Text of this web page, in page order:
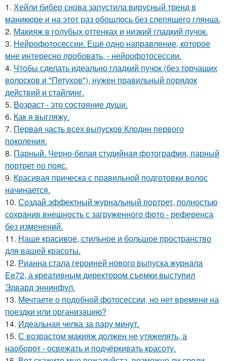
1. Хейли бибер снова запустила вирусный тренд в
маникюре и на этот раз обошлось без слепящего глянца.
2. Макияж в голубых оттенках и низкий гладкий пучок.
3. Нейрофотосессии. Ещё одно направление, которое
мне интересно пробовать, - нейрофотосессии.
4. Чтобы сделать идеально гладкий пучок (без торчащих
волосков и "Петухов"), нужен правильный порядок
действий и стайлинг.
5. Возраст - это состояние души.
6. Как я выгляжу.
7. Первая часть всех выпусков Клодин первого
поколения.
8. Парный. Черно-белая студийная фотография, парный
портрет по пояс.
9. Красивая прическа с правильной подготовки волос
начинается.
10. Создай эффектный журнальный портрет, полностью
сохранив внешность с загруженного фото - референса
без изменений.
11. Наше красивое, стильное и большое пространство
для вашей красоты.
12. Рианна стала героиней нового выпуска журнала
Ee72, а креативным директором съемки выступил
Эдвард эннинфул.
13. Мечтаете о подобной фотосессии, но нет времени на
поездки или организацию?
14. Идеальная челка за пару минут.
15. С возрастом макияж должен не утяжелять, а
наоборот - освежать и подчёркивать красоту.